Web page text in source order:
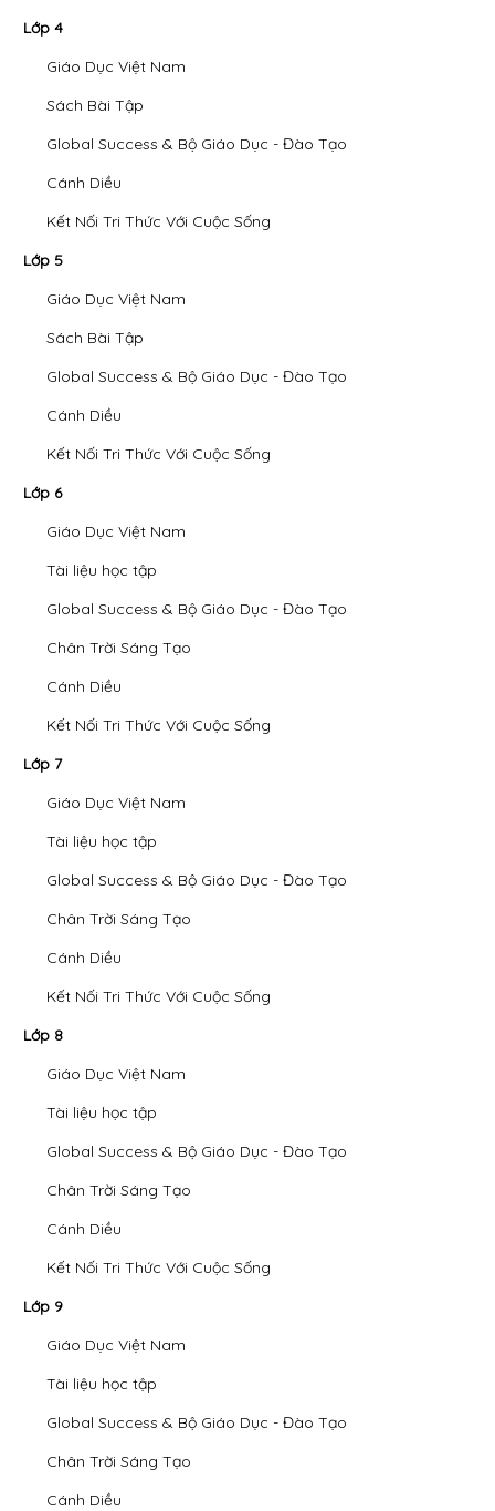
Lớp 4
Giáo Dục Việt Nam
Sách Bài Tập
Global Success & Bộ Giáo Dục - Đào Tạo
Cánh Diều
Kết Nối Tri Thức Với Cuộc Sống
Lớp 5
Giáo Dục Việt Nam
Sách Bài Tập
Global Success & Bộ Giáo Dục - Đào Tạo
Cánh Diều
Kết Nối Tri Thức Với Cuộc Sống
Lớp 6
Giáo Dục Việt Nam
Tài liệu học tập
Global Success & Bộ Giáo Dục - Đào Tạo
Chân Trời Sáng Tạo
Cánh Diều
Kết Nối Tri Thức Với Cuộc Sống
Lớp 7
Giáo Dục Việt Nam
Tài liệu học tập
Global Success & Bộ Giáo Dục - Đào Tạo
Chân Trời Sáng Tạo
Cánh Diều
Kết Nối Tri Thức Với Cuộc Sống
Lớp 8
Giáo Dục Việt Nam
Tài liệu học tập
Global Success & Bộ Giáo Dục - Đào Tạo
Chân Trời Sáng Tạo
Cánh Diều
Kết Nối Tri Thức Với Cuộc Sống
Lớp 9
Giáo Dục Việt Nam
Tài liệu học tập
Global Success & Bộ Giáo Dục - Đào Tạo
Chân Trời Sáng Tạo
Cánh Diều